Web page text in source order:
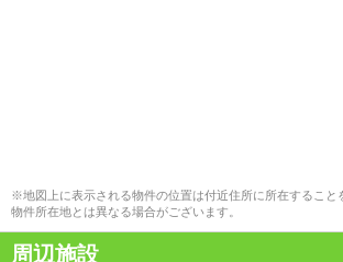
※地図上に表示される物件の位置は付近住所に所在すること
物件所在地とは異なる場合がございます。
周辺施設